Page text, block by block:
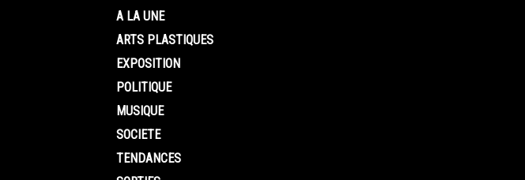
A LA UNE
ARTS PLASTIQUES
EXPOSITION
POLITIQUE
MUSIQUE
SOCIETE
TENDANCES